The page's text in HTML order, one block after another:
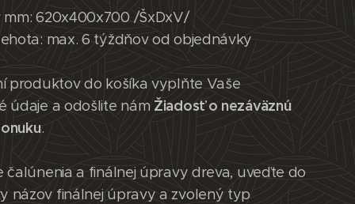
mm: 620x400x700 /ŠxDxV/
max. 6 týždňov od objednávky
produktov do košíka vyplňte Vaše
údaje a odošlite nám Žiadosť o nezáväznú
.
čalúnenia a finálnej úpravy dreva, uveďte do
názov finálnej úpravy a zvolený typ